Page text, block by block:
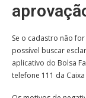
Se o cadastro não
possível buscar
aplicativo do Bolsa
telefone 111 da